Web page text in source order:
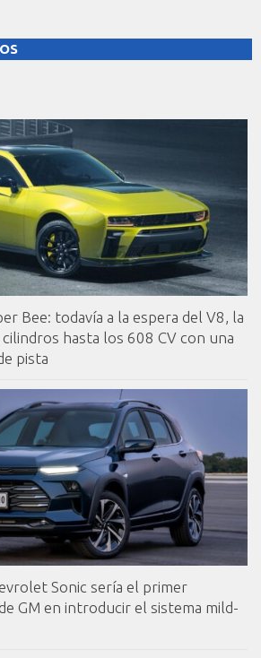
Bee: todavía a la espera del V8, la
hasta los 608 CV con una
pista
Sonic sería el primer
GM en introducir el sistema mild-